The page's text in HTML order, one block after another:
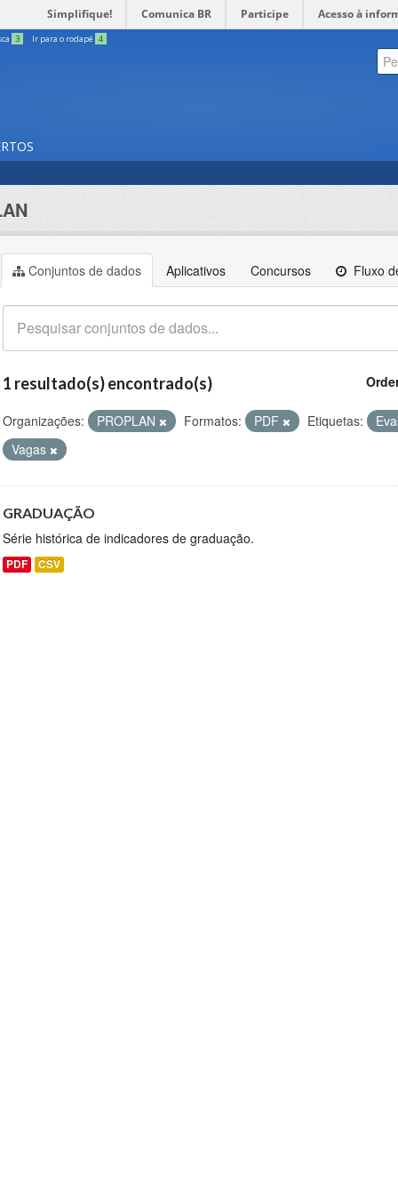
Simplifique! Comunica BR Participe Acesso à
3 Ir para o rodapé 4
Conjuntos de dados Aplicativos Concursos Fluxo
1 resultado(s) encontrado(s)
Organizações: PROPLAN Formatos: PDF Etiquetas:
Vagas
GRADUAÇÃO
Série histórica de indicadores de graduação.
PDF CSV